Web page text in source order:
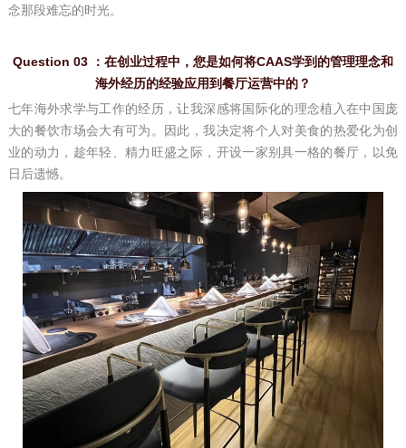
念那段难忘的时光。
Question 03 ：在创业过程中，您是如何将CAAS学到的管理理念和
海外经历的经验应用到餐厅运营中的？
七年海外求学与工作的经历，让我深感将国际化的理念植入在中国庞
大的餐饮市场会大有可为。因此，我决定将个人对美食的热爱化为创
业的动力，趁年轻、精力旺盛之际，开设一家别具一格的餐厅，以免
日后遗憾。